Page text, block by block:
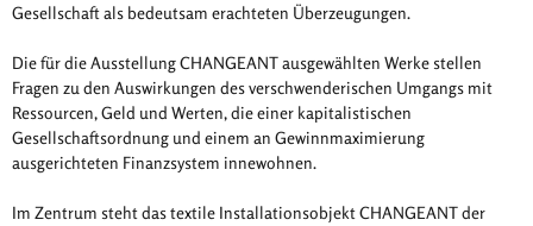
Gesellschaft als bedeutsam erachteten Überzeugungen.
Die für die Ausstellung CHANGEANT ausgewählten Werke stellen
Fragen zu den Auswirkungen des verschwenderischen Umgangs mit
Ressourcen, Geld und Werten, die einer kapitalistischen
Gesellschaftsordnung und einem an Gewinnmaximierung
ausgerichteten Finanzsystem innewohnen.
Im Zentrum steht das textile Installationsobjekt CHANGEANT der